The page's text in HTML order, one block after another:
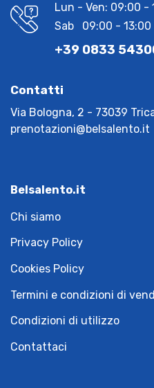
Lun - Ven: 09:00 -
Sab 09:00 - 13:00
+39 0833
Contatti
Via Bologna, 2 - 73039
prenotazioni@belsalento.it
Belsalento.it
Chi siamo
Privacy Policy
Cookies Policy
Termini e condizioni di
Condizioni di utilizzo
Contattaci